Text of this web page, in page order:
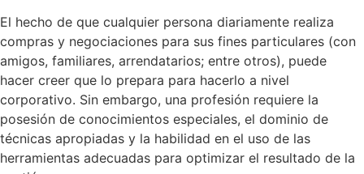
El hecho de que cualquier persona diariamente realiza
compras y negociaciones para sus fines particulares (con
amigos, familiares, arrendatarios; entre otros), puede
hacer creer que lo prepara para hacerlo a nivel
corporativo. Sin embargo, una profesión requiere la
posesión de conocimientos especiales, el dominio de
técnicas apropiadas y la habilidad en el uso de las
herramientas adecuadas para optimizar el resultado de la